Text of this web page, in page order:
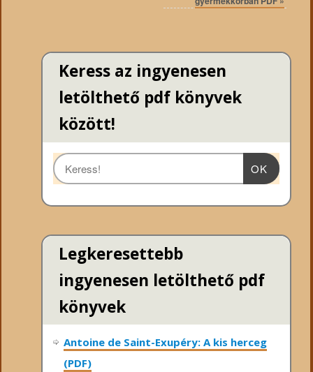
Keress az ingyenesen
letölthető pdf könyvek
között!
OK
Legkeresettebb
ingyenesen letölthető pdf
könyvek
Antoine de Saint-Exupéry: A kis herceg
(PDF)